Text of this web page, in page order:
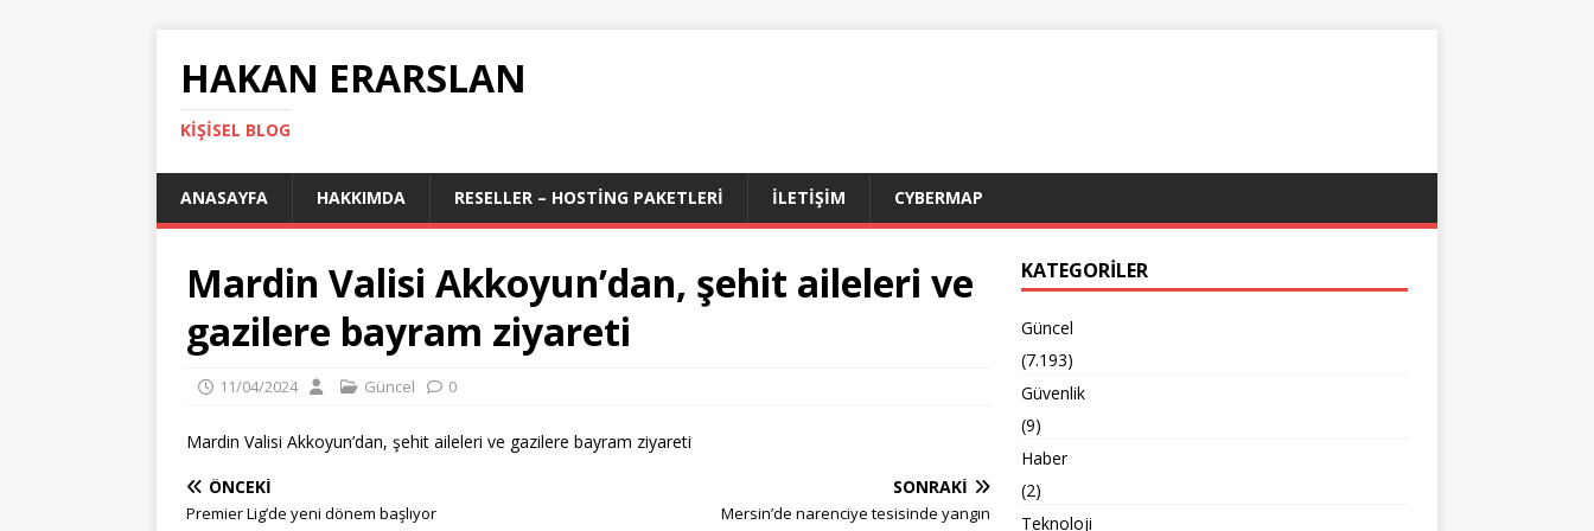
HAKAN ERARSLAN
KIŞISEL BLOG
ANASAYFA HAKKIMDA RESELLER – HOSTING PAKETLERI İLETIŞIM CYBERMAP
Mardin Valisi Akkoyun’dan, şehit aileleri ve
gazilere bayram ziyareti
11/04/2024 Güncel 0
Mardin Valisi Akkoyun’dan, şehit aileleri ve gazilere bayram ziyareti
ÖNCEKI
Premier Lig’de yeni dönem başlıyor
SONRAKI
Mersin’de narenciye tesisinde yangın
KATEGORILER
Güncel
(7.193)
Güvenlik
(9)
Haber
(2)
Teknoloji